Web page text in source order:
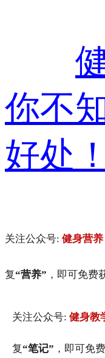
你不
好处！
关注公众号: 健身营养
复“营养” ，即可免费
关注公众号: 健身教
复“笔记” ，即可免